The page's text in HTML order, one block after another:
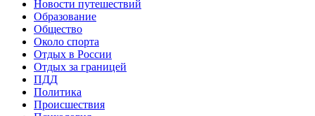
Новости путешествий
Образование
Общество
Около спорта
Отдых в России
Отдых за границей
ПДД
Политика
Происшествия